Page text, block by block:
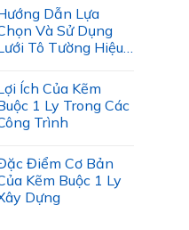
Dẫn Lựa
Và Sử Dụng
Tô Tường Hiệu
Ích Của Kẽm
1 Ly Trong Các
Trình
Điểm Cơ Bản
Kẽm Buộc 1 Ly
Dựng